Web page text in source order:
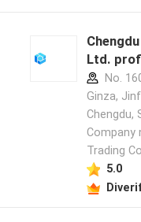
Ltd.
No.
Ginza,
Chengdu,
Company
Trading
5.0